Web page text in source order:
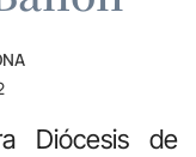
Diócesis de